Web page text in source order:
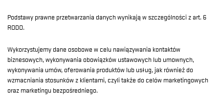
Podstawy prawne przetwarzania danych wynikają w szczególności z art. 6
RODO.
Wykorzystujemy dane osobowe w celu nawiązywania kontaktów
biznesowych, wykonywania obowiązków ustawowych lub umownych,
wykonywania umów, oferowania produktów lub usług, jak również do
wzmacniania stosunków z klientami, czyli także do celów marketingowych
oraz marketingu bezpośredniego.